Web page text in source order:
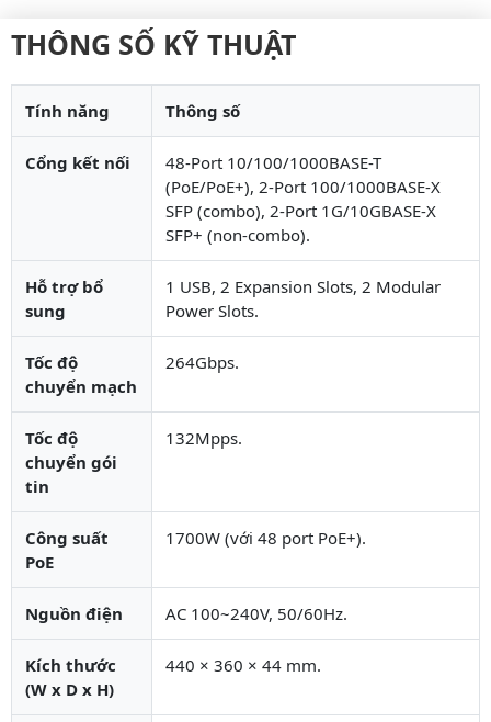
THÔNG SỐ KỸ THUẬT
Tính năng Thông số
Cổng kết nối
48-Port 10/100/1000BASE-T
(PoE/PoE+), 2-Port 100/1000BASE-X
SFP (combo), 2-Port 1G/10GBASE-X
SFP+ (non-combo).
Hỗ trợ bổ
sung
1 USB, 2 Expansion Slots, 2 Modular
Power Slots.
Tốc độ
chuyển mạch
264Gbps.
Tốc độ
chuyển gói
tin
132Mpps.
Công suất
PoE
1700W (với 48 port PoE+).
Nguồn điện AC 100~240V, 50/60Hz.
Kích thước
(W x D x H)
440 × 360 × 44 mm.